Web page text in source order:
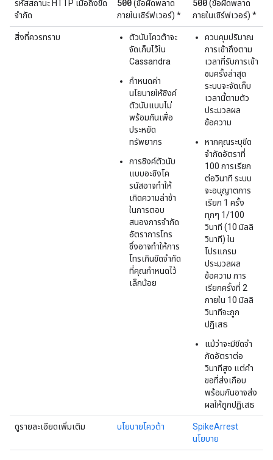
รหัสสถานะ HTTP เมื่อถึงขีด
จํากัด
500(ข้อผิดพลาด
ภายในเซิร์ฟเวอร์) *
500(ข้อผิดพลาด
ภายในเซิร์ฟเวอร์) *
สิ่งที่ควรทราบ
ตัวนับโควต้าจะ
จัดเก็บไว้ใน
Cassandra
กําหนดค่า
นโยบายให้ซิงค์
ตัวนับแบบไม่
พร้อมกันเพื่อ
ประหยัด
ทรัพยากร
การซิงค์ตัวนับ
แบบอะซิงโค
รนัสอาจทำให้
เกิดความล่าช้า
ในการตอบ
สนองการจำกัด
อัตราการโทร
ซึ่งอาจทำให้การ
โทรเกินขีดจำกัด
ที่คุณกำหนดไว้
เล็กน้อย
ควบคุมปริมาณ
การเข้าถึงตาม
เวลาที่รับการเข้า
ชมครั้งล่าสุด
ระบบจะจัดเก็บ
เวลานี้ตามตัว
ประมวลผล
ข้อความ
หากคุณระบุขีด
จํากัดอัตราที่
100 การเรียก
ต่อวินาที ระบบ
จะอนุญาตการ
เรียก 1 ครั้ง
ทุกๆ 1/100
วินาที (10 มิลลิ
วินาที) ใน
โปรแกรม
ประมวลผล
ข้อความ การ
เรียกครั้งที่ 2
ภายใน 10 มิลลิ
วินาทีจะถูก
ปฏิเสธ
แม้ว่าจะมีขีดจํา
กัดอัตราต่อ
วินาทีสูง แต่คํา
ขอที่ส่งเกือบ
พร้อมกันอาจส่ง
ผลให้ถูกปฏิเสธ
ดูรายละเอียดเพิ่มเติม นโยบายโควต้า
SpikeArrest
นโยบาย